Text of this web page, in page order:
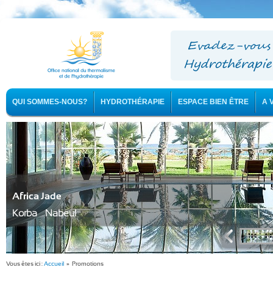
QUI SOMMES-NOUS? HYDROTHÉRAPIE ESPACE BIEN ÊTRE A
Africa Jade
Korba - Nabeul
Vous êtes ici :Accueil » Promotions